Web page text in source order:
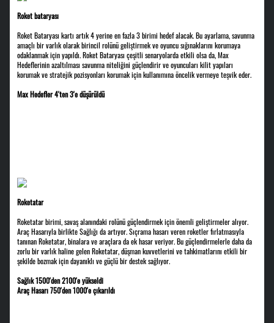
Roket bataryası
Roket Bataryası kartı artık 4 yerine en fazla 3 birimi hedef alacak. Bu ayarlama, savunma
amaçlı bir varlık olarak birincil rolünü geliştirmek ve oyuncu sığınaklarını korumaya
odaklanmak için yapıldı. Roket Bataryası çeşitli senaryolarda etkili olsa da, Max
Hedeflerinin azaltılması savunma niteliğini güçlendirir ve oyuncuları kilit yapıları
korumak ve stratejik pozisyonları korumak için kullanımına öncelik vermeye teşvik eder.
Max Hedefler 4'ten 3'e düşürüldü
Roketatar
Roketatar birimi, savaş alanındaki rolünü güçlendirmek için önemli geliştirmeler alıyor.
Araç Hasarıyla birlikte Sağlığı da artıyor. Sıçrama hasarı veren roketler fırlatmasıyla
tanınan Roketatar, binalara ve araçlara da ek hasar veriyor. Bu güçlendirmelerle daha da
zorlu bir varlık haline gelen Roketatar, düşman kuvvetlerini ve tahkimatlarını etkili bir
şekilde bozmak için dayanıklı ve güçlü bir destek sağlıyor.
Sağlık 1500'den 2100'e yükseldi
Araç Hasarı 750'den 1000'e çıkarıldı